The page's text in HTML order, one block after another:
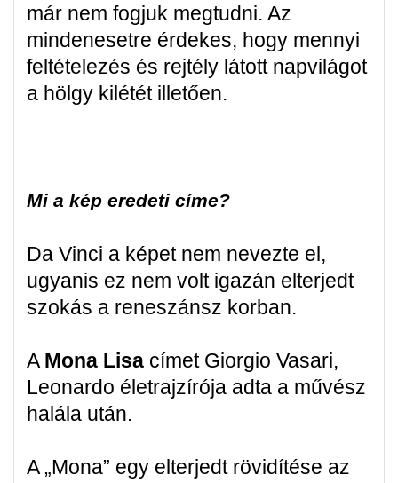
már nem fogjuk megtudni. Az
mindenesetre érdekes, hogy mennyi
feltételezés és rejtély látott napvilágot
a hölgy kilétét illetően.
Mi a kép eredeti címe?
Da Vinci a képet nem nevezte el,
ugyanis ez nem volt igazán elterjedt
szokás a reneszánsz korban.
AMona Lisa címet Giorgio Vasari,
Leonardo életrajzírója adta a művész
halála után.
A „Mona” egy elterjedt rövidítése az